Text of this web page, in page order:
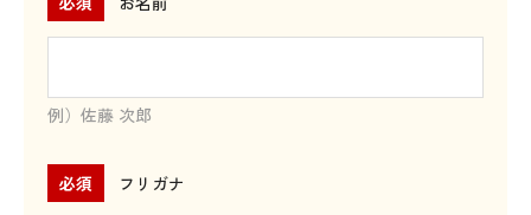
例）佐藤 次郎
フリガナ
必須